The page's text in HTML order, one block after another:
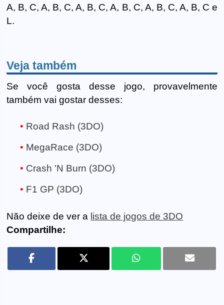
A, B, C, A, B, C, A, B, C, A, B, C, A, B, C, A, B, C e
L.
Veja também
Se você gosta desse jogo, provavelmente
também vai gostar desses:
Road Rash (3DO)
MegaRace (3DO)
Crash 'N Burn (3DO)
F1 GP (3DO)
Não deixe de ver a lista de jogos de 3DO
Compartilhe: